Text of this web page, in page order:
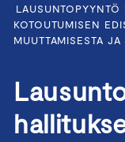
LAUSUNTOPYYNTÖ
KOTOUTUMISEN
MUUTTAMISESTA